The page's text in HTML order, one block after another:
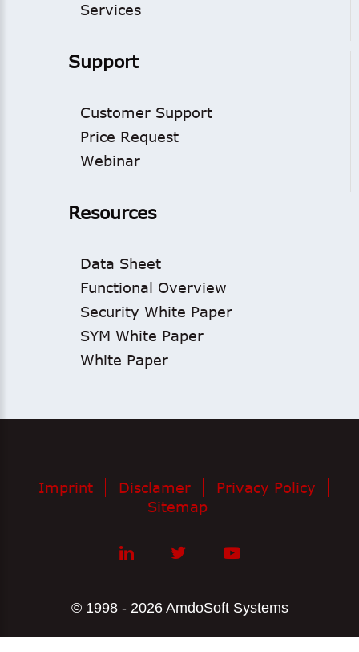
Services
Support
Customer Support
Price Request
Webinar
Resources
Data Sheet
Functional Overview
Security White Paper
SYM White Paper
White Paper
Imprint Disclamer
Privacy Policy
Sitemap
© 1998 - 2026 AmdoSoft Systems